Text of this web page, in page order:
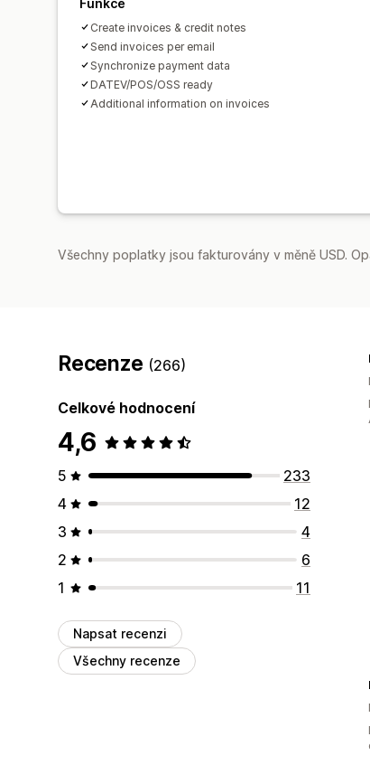
Create invoices & credit notes
Send invoices per email
Synchronize payment data
DATEV/POS/OSS ready
Additional information on invoices
Všechny poplatky jsou fakturovány v měně USD.
Recenze (266)
Celkové hodnocení
4,6
5
233
4
12
3
4
2
6
1
11
Napsat recenzi
Všechny recenze